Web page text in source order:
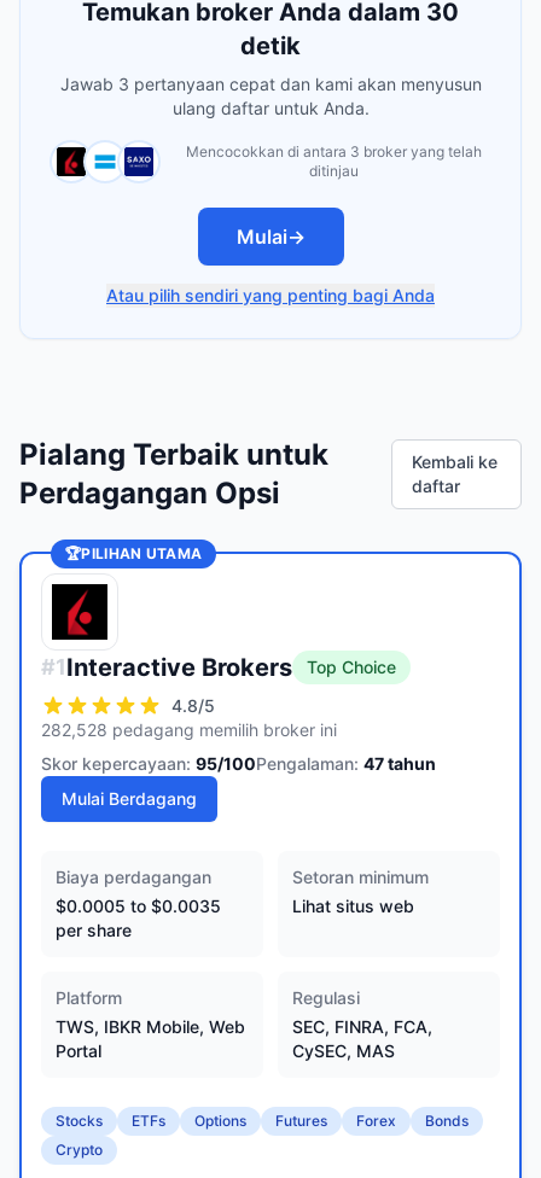
Temukan broker Anda dalam 30
detik
Jawab 3 pertanyaan cepat dan kami akan menyusun
ulang daftar untuk Anda.
Mencocokkan di antara 3 broker yang telah
ditinjau
Mulai→
Atau pilih sendiri yang penting bagi Anda
Pialang Terbaik untuk
Perdagangan Opsi
Kembali ke
daftar
🏆PILIHAN UTAMA
#1Interactive Brokers
Top Choice
4.8/5
282,528 pedagang memilih broker ini
Skor kepercayaan: 95/100Pengalaman: 47tahun
Mulai Berdagang
Biaya perdagangan
$0.0005 to $0.0035
per share
Setoran minimum
Lihat situs web
Platform
TWS, IBKR Mobile, Web
Portal
Regulasi
SEC, FINRA, FCA,
CySEC, MAS
Stocks ETFs Options Futures Forex
Bonds
Crypto